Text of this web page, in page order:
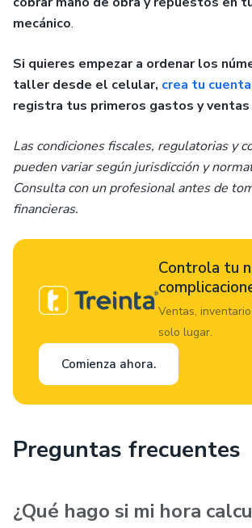
mecánico.
Si quieres empezar a ordenar los
taller desde el celular, crea tu
registra tus primeros gastos y
Las condiciones fiscales, regulatorias y
pueden variar según jurisdicción y
Consulta con un profesional antes de
financieras.
Controla tu
Ventas,
solo lugar.
Comienza ahora.
Preguntas frecuentes
¿Qué hago si mi hora